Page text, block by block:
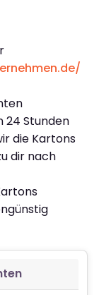
24 Stunden
die Kartons
dir nach